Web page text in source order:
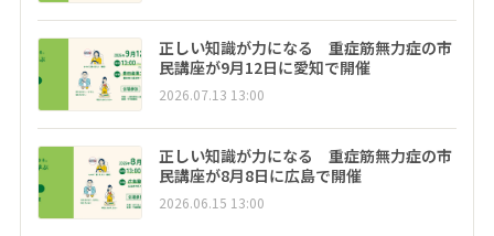
正しい知識が力になる 重症筋無力症の市
民講座が9月12日に愛知で開催
2026.07.13 13:00
正しい知識が力になる 重症筋無力症の市
民講座が8月8日に広島で開催
2026.06.15 13:00